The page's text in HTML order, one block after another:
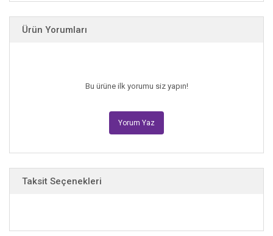
Ürün Yorumları
Bu ürüne ilk yorumu siz yapın!
Yorum Yaz
Taksit Seçenekleri